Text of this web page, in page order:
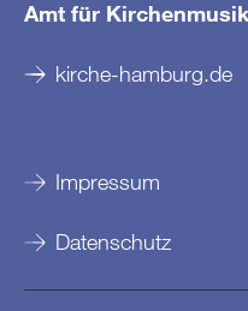
Amt für
kirche-hamburg.de
Impressum
Datenschutz